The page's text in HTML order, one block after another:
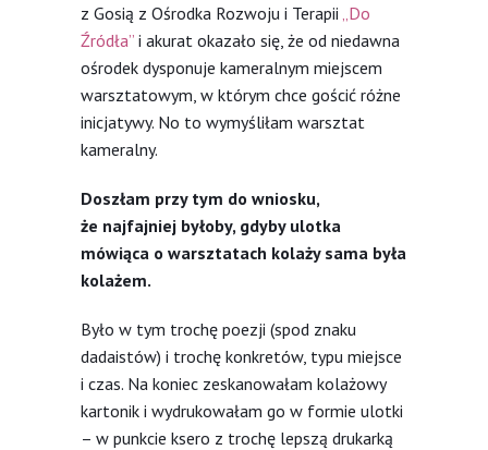
z Gosią z Ośrodka Rozwoju i Terapii „Do
Źródła” i akurat okazało się, że od niedawna
ośrodek dysponuje kameralnym miejscem
warsztatowym, w którym chce gościć różne
inicjatywy. No to wymyśliłam warsztat
kameralny.
Doszłam przy tym do wniosku,
że najfajniej byłoby, gdyby ulotka
mówiąca o warsztatach kolaży sama była
kolażem.
Było w tym trochę poezji (spod znaku
dadaistów) i trochę konkretów, typu miejsce
i czas. Na koniec zeskanowałam kolażowy
kartonik i wydrukowałam go w formie ulotki
– w punkcie ksero z trochę lepszą drukarką